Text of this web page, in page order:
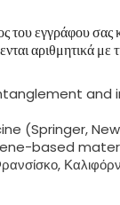
εγγράφου σας
αριθμητικά με
and
(Springer, New
based